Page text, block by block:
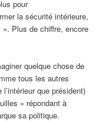
pour
la sécurité intérieure,
». Plus de chiffre, encore
quelque chose de
tous les autres
que président)
» répondant à
sa politique.